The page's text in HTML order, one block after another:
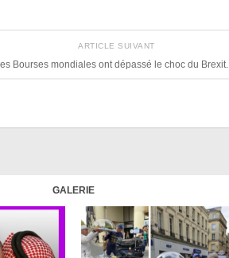
ARTICLE SUIVANT
Bourses mondiales ont dépassé le choc du Brexit.
GALERIE